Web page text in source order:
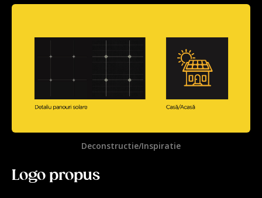
Deconstructie/Inspiratie
Logo propus